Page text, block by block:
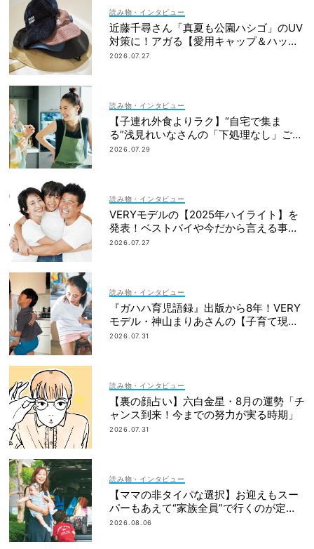
読み物・インタビュー
近藤千尋さん「真夏も公園ハシゴ」のUV
対策に！アガる【愛用キャップ＆ハッ
ト】大公開
2026.07.27
読み物・インタビュー
【子連れ外食よりラク】“自宅で集ま
る”浅見れいなさんの「下処理なし」ご飯
と愛用品
2026.07.29
読み物・インタビュー
VERYモデルの【2025年ハイライト】を
発表！ベストバイや今だから言える事件
簿も大公開
2026.07.27
読み物・インタビュー
『ガハハ育児語録』出版から8年！VERY
モデル・神山まりあさんの【子育て現在
地】
2026.07.31
読み物・インタビュー
【裏の顔占い】六白金星・8月の運勢「チ
ャンス到来！今までの努力が実る時期」
2026.07.31
読み物・インタビュー
【ママの非タイパな選択】お迎えもスー
パーもあえて“家族全員”で行くのが定
番！
2026.08.06